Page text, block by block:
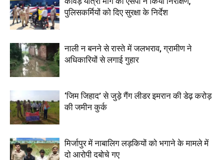
पुलिसकर्मियों को दिए सुरक्षा के निर्देश
नाली न बनने से रास्ते में जलभराव, ग्रामीण ने
अधिकारियों से लगाई गुहार
‘जिम जिहाद’ से जुड़े गैंग लीडर इमरान की डेढ़ करोड़
की जमीन कुर्क
मिर्जापुर में नाबालिग लड़कियों को भगाने के मामले में
दो आरोपी दबोचे गए